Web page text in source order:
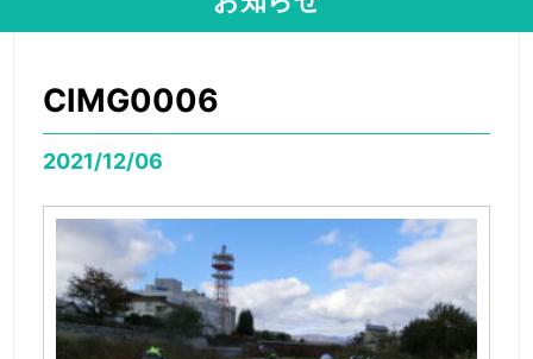
CIMG0006
2021/12/06